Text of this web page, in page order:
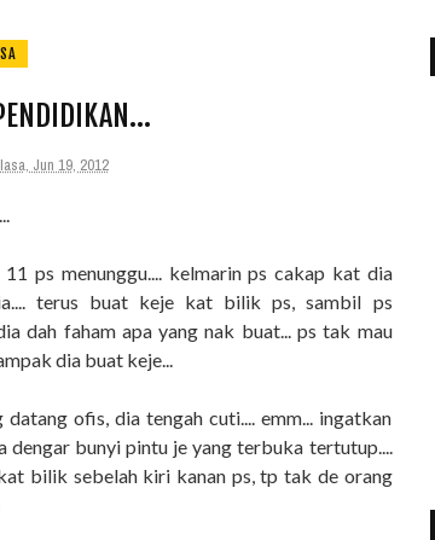
Jun 19, 2012
ps menunggu.... kelmarin ps cakap kat dia
terus buat keje kat bilik ps, sambil ps
dah faham apa yang nak buat... ps tak mau
dia buat keje...
ofis, dia tengah cuti.... emm... ingatkan
dengar bunyi pintu je yang terbuka tertutup....
bilik sebelah kiri kanan ps, tp tak de orang